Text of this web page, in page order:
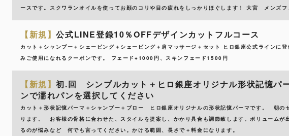
ースです。スクワランオイルを使ってお顔のコリや目の疲れをしっかりほぐします！ 大宮 メンズフ
【新規】公式LINE登録10％OFFデザインカットフルコース
カット＋シャンプー＋シェービング＋シェービング＋肩マッサージ＋セット ヒロ銀座公式ラインに
みご使用になれるクーポンです。 フェード+1000円、スキンフェード1500円
【新規】初.回 シンプルカット＋ヒロ銀座オリジナル形状記憶パ
ンで濡れパンを選択してください
カット＋形状記憶パーマ＋シャンプー＋ブロー ヒロ銀座オリジナルの形状記憶パーマです。 朝の
ります。 お客様の骨格に合わせた、スタイルを提案し、かかり具合も調節致します。ボリュームが
るのが悩みなど 何でも言ってください。かける範囲、長さで＋料金になります。